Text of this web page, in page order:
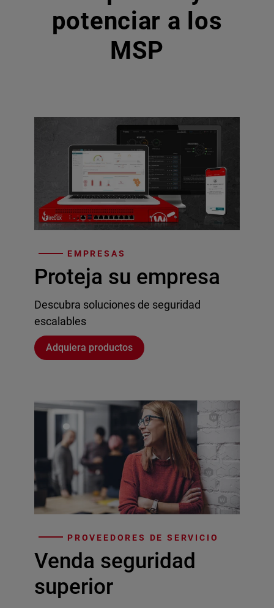
potenciar a los
MSP
EMPRESAS
Proteja su empresa
Descubra soluciones de seguridad
escalables
Adquiera productos
PROVEEDORES DE SERVICIO
Venda seguridad
superior